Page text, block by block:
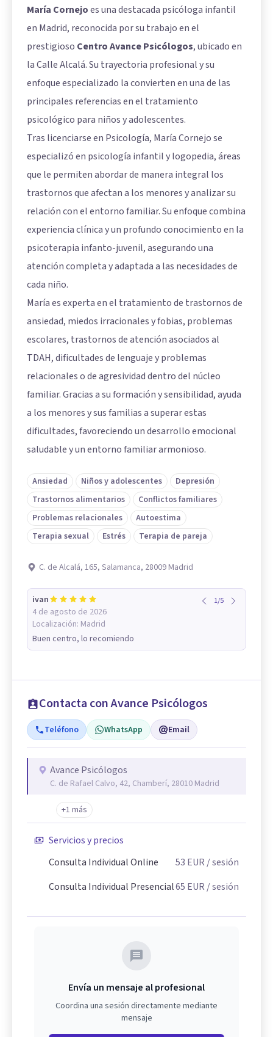
María Cornejoes una destacada psicóloga infantil
en Madrid, reconocida por su trabajo en el
prestigioso Centro Avance Psicólogos, ubicado en
la Calle Alcalá. Su trayectoria profesional y su
enfoque especializado la convierten en una de las
principales referencias en el tratamiento
psicológico para niños y adolescentes.
Tras licenciarse en Psicología, María Cornejo se
especializó en psicología infantil y logopedia, áreas
que le permiten abordar de manera integral los
trastornos que afectan a los menores y analizar su
relación con el entorno familiar. Su enfoque combina
experiencia clínica y un profundo conocimiento en la
psicoterapia infanto-juvenil, asegurando una
atención completa y adaptada a las necesidades de
cada niño.
María es experta en el tratamiento de trastornos de
ansiedad, miedos irracionales y fobias, problemas
escolares, trastornos de atención asociados al
TDAH, dificultades de lenguaje y problemas
relacionales o de agresividad dentro del núcleo
familiar. Gracias a su formación y sensibilidad, ayuda
a los menores y sus familias a superar estas
dificultades, favoreciendo un desarrollo emocional
saludable y un entorno familiar armonioso.
Ansiedad Niños y adolescentes
Depresión
Trastornos alimentarios
Conflictos familiares
Problemas relacionales
Autoestima
Terapia sexual
Estrés Terapia de pareja
C. de Alcalá, 165, Salamanca, 28009 Madrid
ivan
4 de agosto de 2026
Localización: Madrid
1/5
Buen centro, lo recomiendo
Contacta con Avance Psicólogos
Teléfono WhatsApp Email
Avance Psicólogos
C. de Rafael Calvo, 42, Chamberí, 28010 Madrid
+1 más
Servicios y precios
Consulta Individual Online
53 EUR / sesión
Consulta Individual Presencial65 EUR / sesión
Envía un mensaje al profesional
Coordina una sesión directamente mediante
mensaje